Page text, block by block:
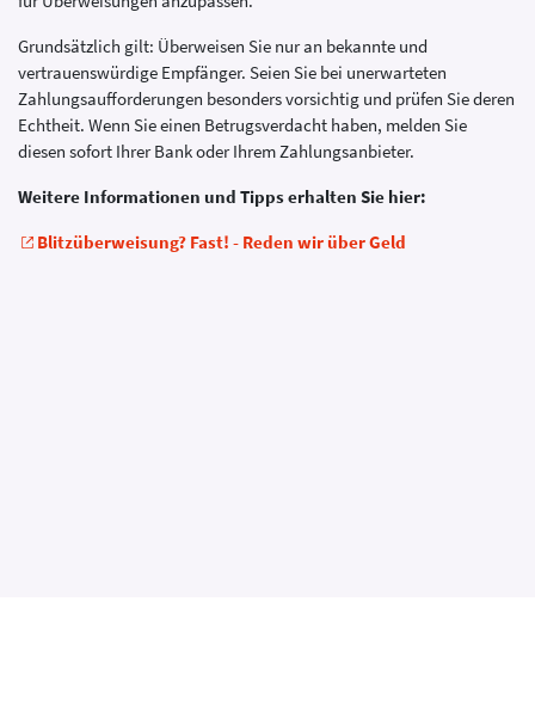
Grundsätzlich gilt: Überweisen Sie nur an bekannte und
vertrauenswürdige Empfänger. Seien Sie bei unerwarteten
Zahlungsaufforderungen besonders vorsichtig und prüfen Sie deren
Echtheit. Wenn Sie einen Betrugsverdacht haben, melden Sie
diesen sofort Ihrer Bank oder Ihrem Zahlungsanbieter.
Weitere Informationen und Tipps erhalten Sie hier:
Blitzüberweisung? Fast! - Reden wir über Geld